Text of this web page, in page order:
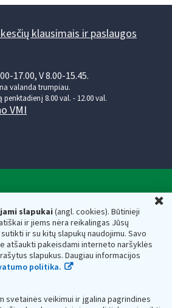
slapukai(angl. cookies). Būtinieji
ir jiems nėra reikalingas Jūsų
ir su kitų slapukų naudojimu. Savo
atšaukti pakeisdami interneto naršyklės
slapukus. Daugiau informacijos
politika.
svetainės veikimui ir įgalina pagrindines
klausimais ir paslaugos
17.00, V 8.00-15.45.
valanda trumpiau.
8.00 val. - 12.00 val.
VMI
inspekcija prie Lietuvos
ministerijos
asmens kodas — 188659752,
g. 14, 01107 Vilnius, Lietuva, el.paštas:
dėžutės adresas 188659752
mokesčių inspekciją prie Lietuvos
kaupiami ir saugomi Juridinių